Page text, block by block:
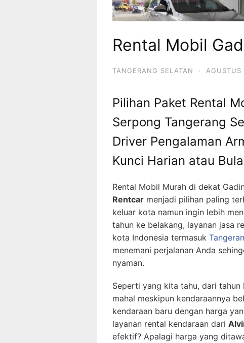
Rental Mobil
TANGERANG SELATAN ·
Pilihan Paket Rental
Serpong Tangerang
Driver Pengalaman
Kunci Harian atau
Rental Mobil Murah di dekat
Rentcar menjadi pilihan paling
keluar kota namun ingin lebih
tahun ke belakang, layanan jasa
kota Indonesia termasuk
menemani perjalanan Anda
nyaman.
Seperti yang kita tahu, dari tahun
mahal meskipun kendaraannya
kendaraan baru dengan harga
layanan rental kendaraan dari
efektif? Apalagi harga yang